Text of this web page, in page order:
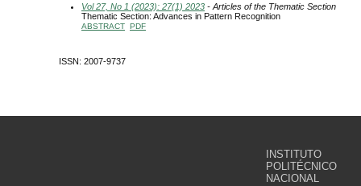
Vol 27, No 1 (2023): 27(1) 2023 - Articles of the Thematic Section
Thematic Section: Advances in Pattern Recognition
ABSTRACT PDF
ISSN: 2007-9737
INSTITUTO
POLITÉCNICO
NACIONAL